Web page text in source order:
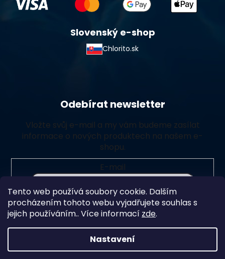
Tento web používá soubory cookie. Dalším
procházením tohoto webu vyjadřujete souhlas s
jejich používáním.. Více informací zde.
Nastavení
Slovenský e-shop
Chlorito.sk
Odebírat newsletter
Vložte svůj e-mail a my vám budeme zasílat
informace o nových produktech na našem e-
shopu.
E-mail
Vložením e-mailu souhlasíte spodmínkami ochrany
osobních údajů
Přihlásit se